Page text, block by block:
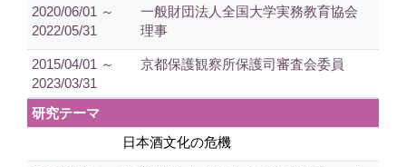
2020/06/01 ～
2022/05/31
一般財団法人全国大学実務教育協会
理事
2015/04/01 ～
2023/03/31
京都保護観察所保護司審査会委員
研究テーマ
日本酒文化の危機